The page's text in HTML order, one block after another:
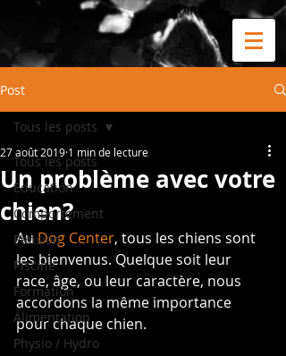
Post
Tous les posts
Education
Comportement
Pension
Piscine
Formation
Alimentation
Physio / Hydro
Tous les posts
Un problème avec votre
chien?
27 août 2019 1 min de lecture
Au Dog Center, tous les chiens sont
les bienvenus. Quelque soit leur
race, âge, ou leur caractère, nous
accordons la même importance
pour chaque chien.